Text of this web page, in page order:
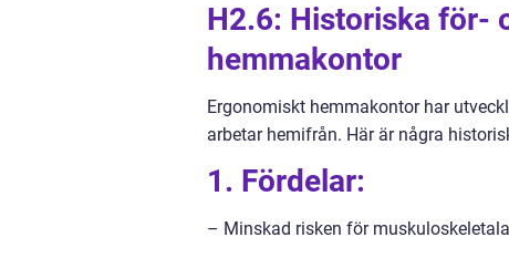
H2.6: Historiska för-
hemmakontor
Ergonomiskt hemmakontor har
arbetar hemifrån. Här är några
1. Fördelar:
– Minskad risken för